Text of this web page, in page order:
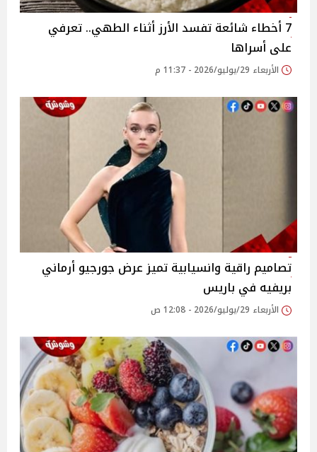
7 أخطاء شائعة تفسد الأرز أثناء الطهي.. تعرفي
على أسراها
الأربعاء 29/يوليو/2026 - 11:37 م
تصاميم راقية وانسيابية تميز عرض جورجيو أرماني
بريفيه في باريس
الأربعاء 29/يوليو/2026 - 12:08 ص